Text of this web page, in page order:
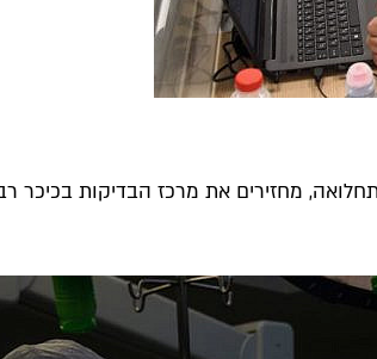
מחזירים את מרכז הבדיקות בכיכר